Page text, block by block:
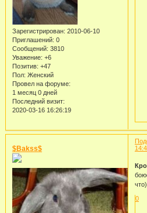
Зарегистрирован: 2010-06-10
Приглашений: 0
Сообщений: 3810
Уважение: +6
Позитив: +47
Пол: Женский
Провел на форуме:
1 месяц 0 дней
Последний визит:
2020-03-16 16:26:19
$Bakss$
0